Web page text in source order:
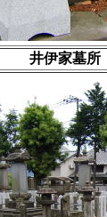
井伊家墓所